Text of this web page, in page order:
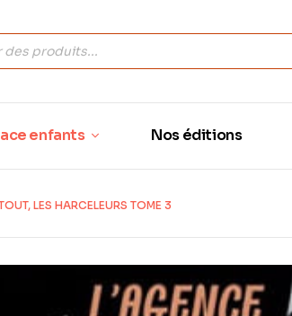
enfants Nos éditions
LES HARCELEURS TOME 3